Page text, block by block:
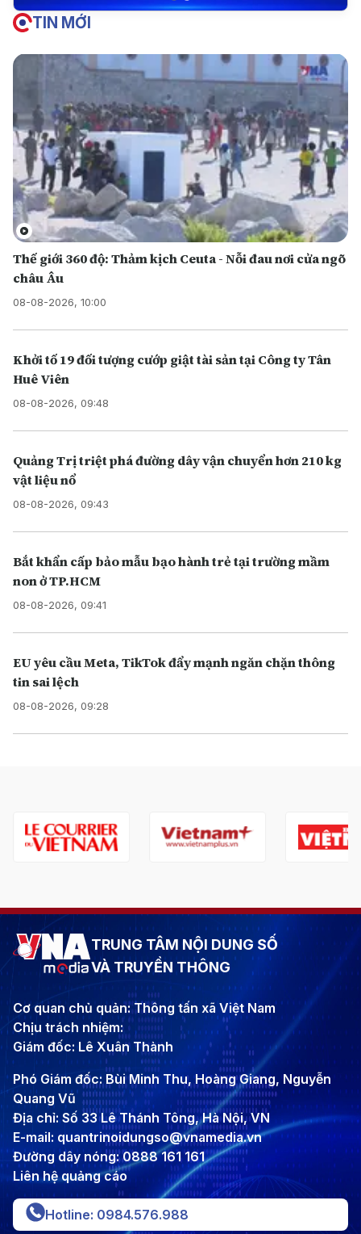
TIN MỚI
Thế giới 360 độ: Thảm kịch Ceuta - Nỗi đau nơi cửa ngõ
châu Âu
08-08-2026, 10:00
Khởi tố 19 đối tượng cướp giật tài sản tại Công ty Tân
Huê Viên
08-08-2026, 09:48
Quảng Trị triệt phá đường dây vận chuyển hơn 210 kg
vật liệu nổ
08-08-2026, 09:43
Bắt khẩn cấp bảo mẫu bạo hành trẻ tại trường mầm
non ở TP.HCM
08-08-2026, 09:41
EU yêu cầu Meta, TikTok đẩy mạnh ngăn chặn thông
tin sai lệch
08-08-2026, 09:28
TRUNG TÂM NỘI DUNG SỐ
VÀ TRUYỀN THÔNG
Cơ quan chủ quản: Thông tấn xã Việt Nam
Chịu trách nhiệm:
Giám đốc: Lê Xuân Thành
Phó Giám đốc: Bùi Minh Thu, Hoàng Giang, Nguyễn
Quang Vũ
Địa chỉ: Số 33 Lê Thánh Tông, Hà Nội, VN
E-mail: quantrinoidungso@vnamedia.vn
Đường dây nóng: 0888 161 161
Liên hệ quảng cáo
Hotline: 0984.576.988